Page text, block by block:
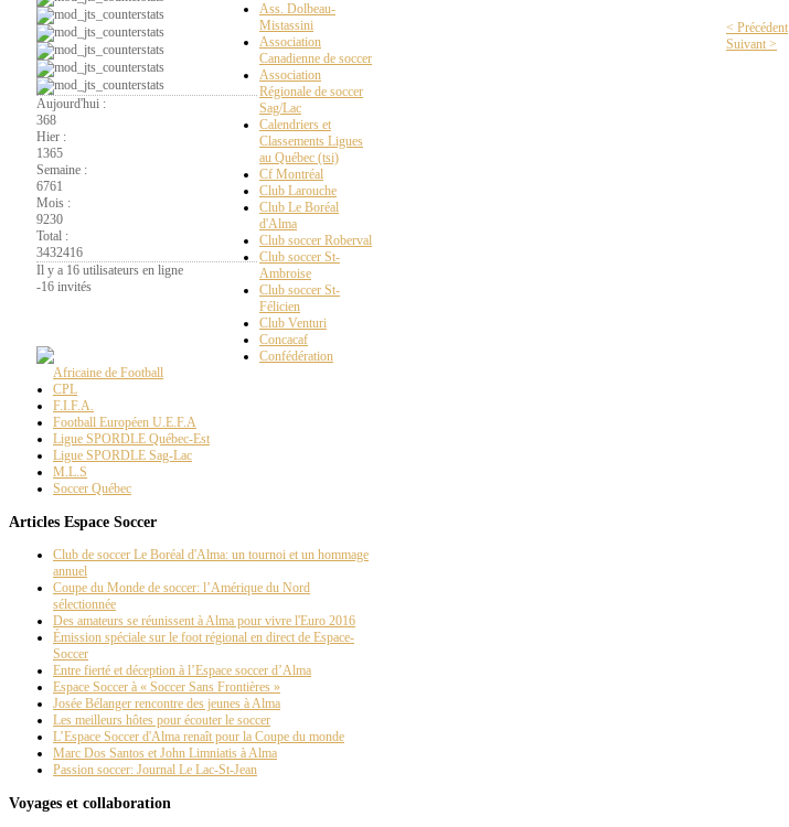
Aujourd'hui :
368
Hier :
1365
Semaine :
6761
Mois :
9230
Total :
3432416
Il y a 16 utilisateurs en ligne
-16 invités
< Précédent
Suivant >
Ass. Dolbeau-
Mistassini
Association
Canadienne de soccer
Association
Régionale de soccer
Sag/Lac
Calendriers et
Classements Ligues
au Québec (tsi)
Cf Montréal
Club Larouche
Club Le Boréal
d'Alma
Club soccer Roberval
Club soccer St-
Ambroise
Club soccer St-
Félicien
Club Venturi
Concacaf
Confédération
Africaine de Football
CPL
F.I.F.A.
Football Européen U.E.F.A
Ligue SPORDLE Québec-Est
Ligue SPORDLE Sag-Lac
M.L.S
Soccer Québec
Articles Espace Soccer
Club de soccer Le Boréal d'Alma: un tournoi et un hommage
annuel
Coupe du Monde de soccer: l’Amérique du Nord
sélectionnée
Des amateurs se réunissent à Alma pour vivre l'Euro 2016
Émission spéciale sur le foot régional en direct de Espace-
Soccer
Entre fierté et déception à l’Espace soccer d’Alma
Espace Soccer à « Soccer Sans Frontières »
Josée Bélanger rencontre des jeunes à Alma
Les meilleurs hôtes pour écouter le soccer
L’Espace Soccer d'Alma renaît pour la Coupe du monde
Marc Dos Santos et John Limniatis à Alma
Passion soccer: Journal Le Lac-St-Jean
Voyages et collaboration